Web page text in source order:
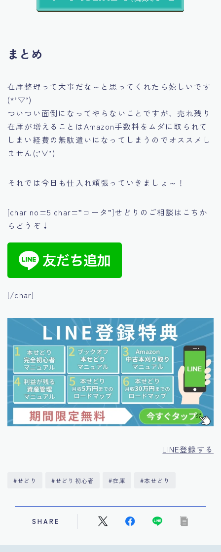
まとめ
在庫整理って大事だな～と思ってくれたら嬉しいです
(*’▽’)
ついつい面倒になってやらないことですが、売れ残り
在庫が増えることはAmazon手数料をムダに取られて
しまい経費の無駄遣いになってしまうのでオススメし
ません(;’∀’)
それでは今日も仕入れ頑張っていきましょ～！
[char no=5 char=”コータ”]せどりのご相談はこちか
らどうぞ↓
[/char]
LINE登録する
#せどり #せどり初心者 #在庫 #本せどり
SHARE